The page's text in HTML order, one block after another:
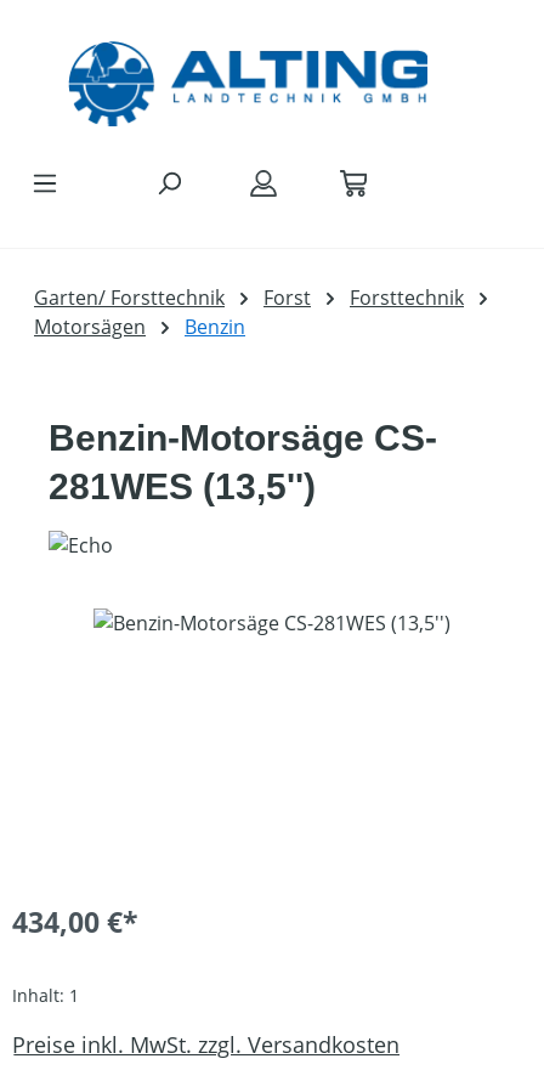
Garten/ Forsttechnik Forst
Forsttechnik
Motorsägen
Benzin
Benzin-Motorsäge CS-
281WES (13,5'')
Bildergalerie überspringen
434,00 €*
Inhalt: 1
Preise inkl. MwSt. zzgl. Versandkosten